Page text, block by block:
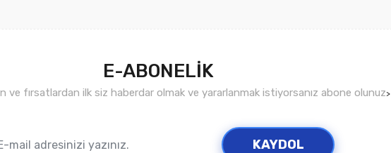
E-ABONELİK
ve fırsatlardan ilk siz haberdar olmak ve yararlanmak istiyorsanız abone olunuz>
KAYDOL